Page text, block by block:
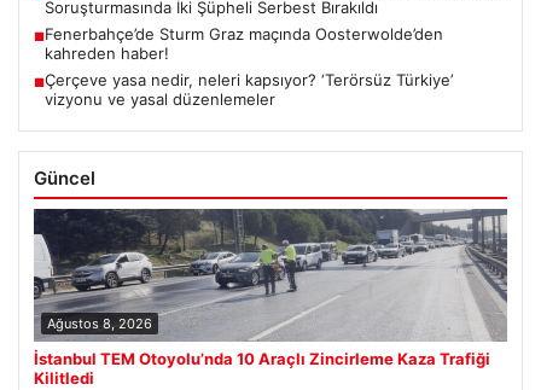
Soruşturmasında İki Şüpheli Serbest Bırakıldı
■Fenerbahçe’de Sturm Graz maçında Oosterwolde’den
kahreden haber!
■Çerçeve yasa nedir, neleri kapsıyor? ‘Terörsüz Türkiye’
vizyonu ve yasal düzenlemeler
Güncel
Ağustos 8, 2026
İstanbul TEM Otoyolu’nda 10 Araçlı Zincirleme Kaza Trafiği
Kilitledi